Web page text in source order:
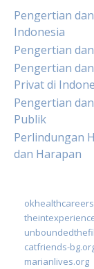
Pengertian
Indonesia
Pengertian
Pengertian
Privat di
Pengertian
Publik
Perlindungan
dan Harapan
catfriends-
marianlives.org